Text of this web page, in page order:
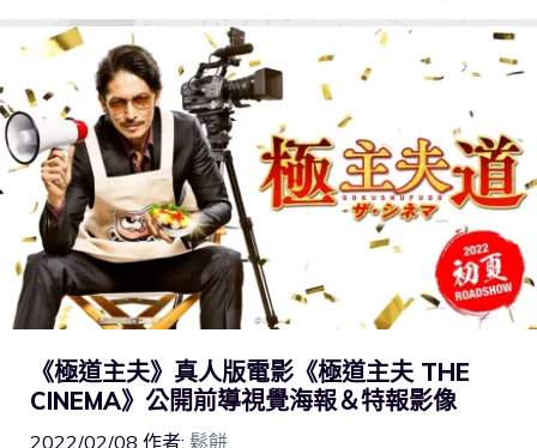
《極道主夫》真人版電影《極道主夫 THE
CINEMA》公開前導視覺海報＆特報影像
2022/02/08 作者: 鬆餅